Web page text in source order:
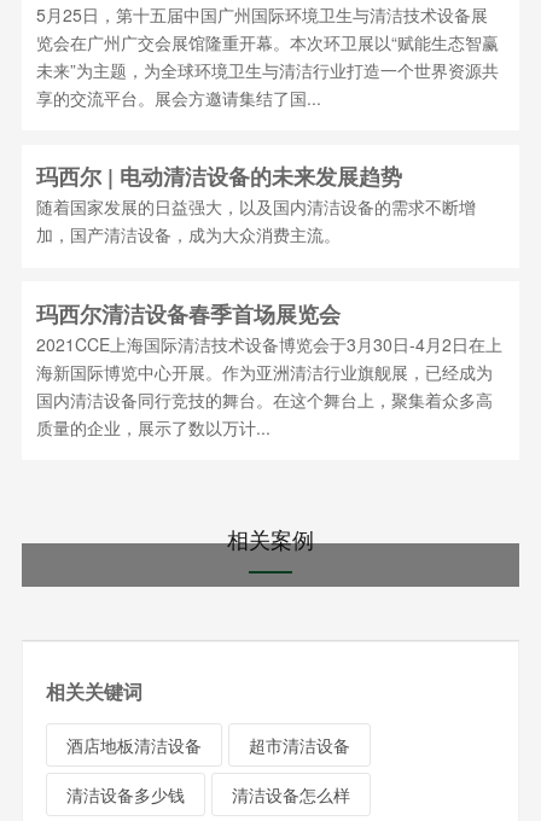
5月25日，第十五届中国广州国际环境卫生与清洁技术设备展
览会在广州广交会展馆隆重开幕。本次环卫展以“赋能生态智赢
未来”为主题，为全球环境卫生与清洁行业打造一个世界资源共
享的交流平台。展会方邀请集结了国...
玛西尔 | 电动清洁设备的未来发展趋势
随着国家发展的日益强大，以及国内清洁设备的需求不断增
加，国产清洁设备，成为大众消费主流。
玛西尔清洁设备春季首场展览会
2021CCE上海国际清洁技术设备博览会于3月30日-4月2日在上
海新国际博览中心开展。作为亚洲清洁行业旗舰展，已经成为
国内清洁设备同行竞技的舞台。在这个舞台上，聚集着众多高
质量的企业，展示了数以万计...
相关案例
相关关键词
酒店地板清洁设备 超市清洁设备
清洁设备多少钱 清洁设备怎么样